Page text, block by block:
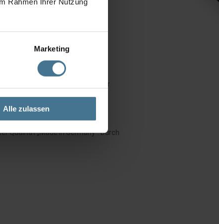
Marketing
Alle zulassen
an. Verpackung und Transport
Qualität „Made in Germany“. Durch